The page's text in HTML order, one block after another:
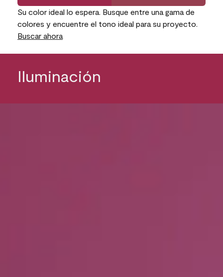
Su color ideal lo espera. Busque entre una gama de
colores y encuentre el tono ideal para su proyecto.
Buscar ahora
Iluminación